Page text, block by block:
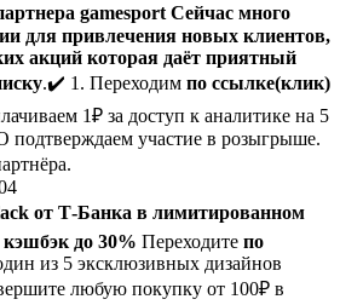
gamesport Сейчас много
для привлечения новых клиентов,
акций которая даёт приятный
.✔️ 1. Переходим по ссылке(клик)
1₽ за доступ к аналитике на 5
участие в розыгрыше.
от Т-Банка в лимитированном
кэшбэк до 30% Переходите по
из 5 эксклюзивных дизайнов
любую покупку от 100₽ в